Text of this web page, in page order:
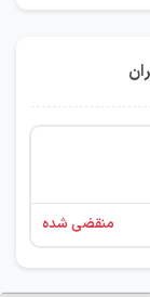
منقضی شده